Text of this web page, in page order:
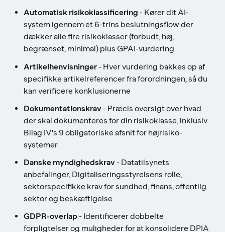
Automatisk risikoklassificering - Kører dit AI-
system igennem et 6-trins beslutningsflow der
dækker alle fire risikoklasser (forbudt, høj,
begrænset, minimal) plus GPAI-vurdering
Artikelhenvisninger- Hver vurdering bakkes op af
specifikke artikelreferencer fra forordningen, så du
kan verificere konklusionerne
Dokumentationskrav- Præcis oversigt over hvad
der skal dokumenteres for din risikoklasse, inklusiv
Bilag IV's 9 obligatoriske afsnit for højrisiko-
systemer
Danske myndighedskrav- Datatilsynets
anbefalinger, Digitaliseringsstyrelsens rolle,
sektorspecifikke krav for sundhed, finans, offentlig
sektor og beskæftigelse
GDPR-overlap- Identificerer dobbelte
forpligtelser og muligheder for at konsolidere DPIA